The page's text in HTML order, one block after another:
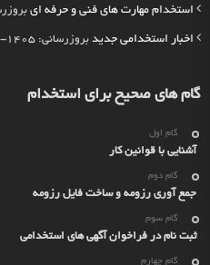
استخدام مهارت های فنی و حرفه ای بروزرسانی:
اخبار استخدامی جدید بروزرسانی: 1405-05-19
گام های صحیح برای استخدام
گام اول
آشنایی با قوانین کار
گام دوم
جمع آوری رزومه و ساخت فایل رزومه
گام سوم
ثبت نام در فراخوان آگهی های استخدامی
گام چهارم